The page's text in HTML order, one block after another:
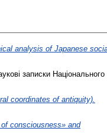
of Japanese
записки Національного
coordinates of antiquity).
consciousness» and